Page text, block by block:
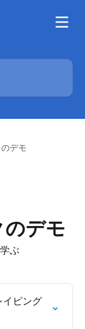
デモ
デモ
ぶ
イピング